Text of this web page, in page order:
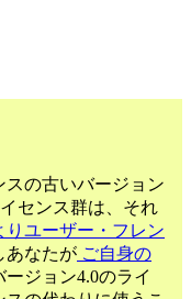
スの古いバージョン
センス群は、それ
りユーザー・フレン
あなたが ご自身の
ージョン4.0のライ